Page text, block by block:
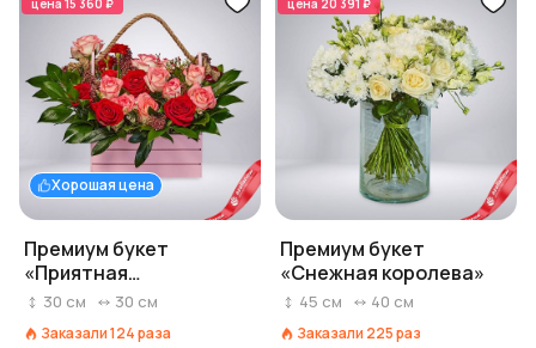
цена 15 360 ₽
Хорошая цена
Премиум букет
«Приятная
неожиданность»
30 см 30 см
Заказали124раза
цена 20 391 ₽
Премиум букет
«Снежная королева»
45 см 40 см
Заказали 225раз